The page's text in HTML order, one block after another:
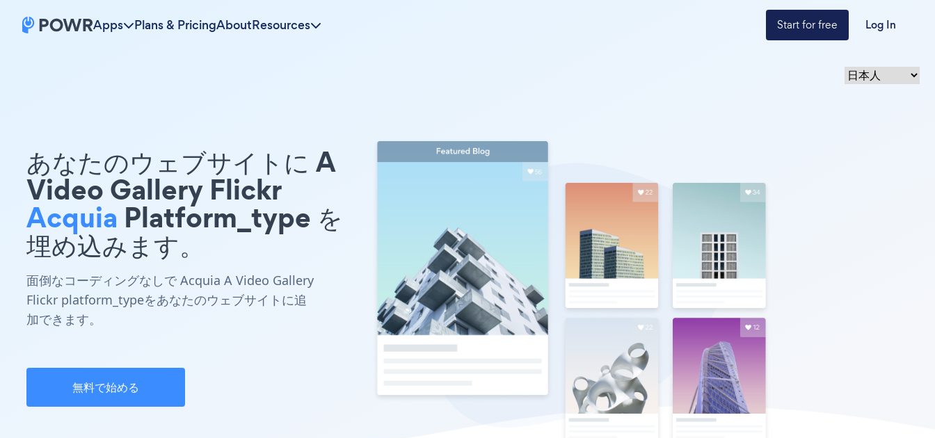
Apps Plans & PricingAboutResources Start for free Log In
あなたのウェブサイトに A
Video Gallery Flickr
Acquia Platform_type を
埋め込みます。
面倒なコーディングなしで Acquia A Video Gallery
Flickr platform_typeをあなたのウェブサイトに追
加できます。
無料で始める